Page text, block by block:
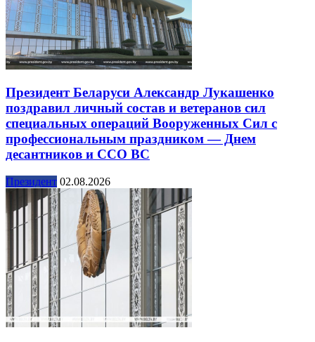
Президент Беларуси Александр Лукашенко
поздравил личный состав и ветеранов сил
специальных операций Вооруженных Сил с
профессиональным праздником — Днем
десантников и ССО ВС
Президент 02.08.2026